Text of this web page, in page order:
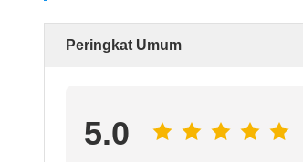
Peringkat Umum
5.0